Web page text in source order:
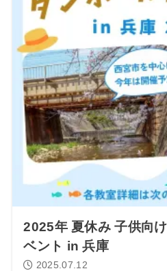
2025年 夏休み 子供向
ベント in 兵庫
2025.07.12